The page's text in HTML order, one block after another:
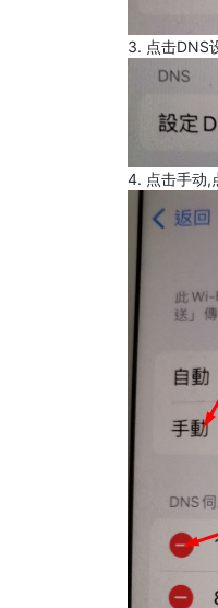
3. 点击DNS
4. 点击手动,